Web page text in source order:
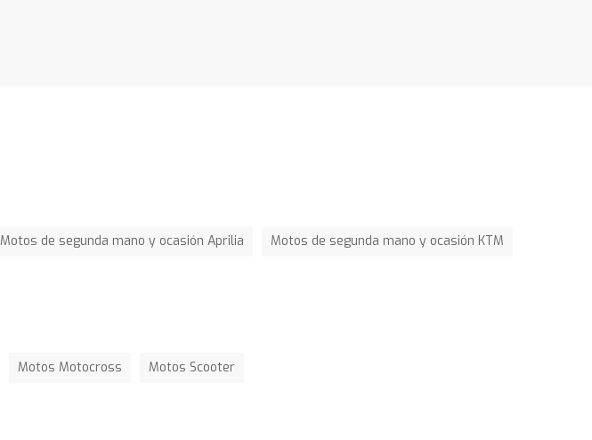
Motos de segunda mano y ocasión Aprilia Motos de segunda mano y ocasión KTM
Motos Motocross Motos Scooter